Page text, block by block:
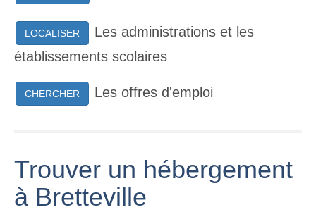
LOCALISER
Les administrations et les
établissements scolaires
CHERCHER Les offres d'emploi
Trouver un hébergement
à Bretteville